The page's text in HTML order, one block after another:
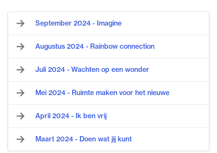
September 2024 - Imagine
Augustus 2024 - Rainbow connection
Juli 2024 - Wachten op een wonder
Mei 2024 - Ruimte maken voor het nieuwe
April 2024 - Ik ben vrij
Maart 2024 - Doen wat jij kunt